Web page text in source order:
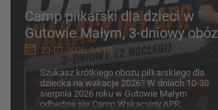
Camp piłkarski dla dzieci w
Gutowie Małym, 3-dniowy obóz
23-07-2026, 14:18
Szukasz krótkiego obozu piłkarskiego dla
dziecka na wakacje 2026? W dniach 10-30
sierpnia 2026 roku w Gutowie Małym
odbędzie się Camp Wakacyjny APR,